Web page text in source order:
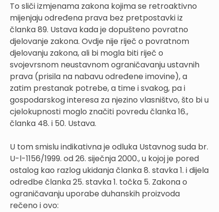
To sliči izmjenama zakona kojima se retroaktivno
mijenjaju određena prava bez pretpostavki iz
članka 89. Ustava kada je dopušteno povratno
djelovanje zakona. Ovdje nije riječ o povratnom
djelovanju zakona, ali bi mogla biti riječ o
svojevrsnom neustavnom ograničavanju ustavnih
prava (prisila na nabavu određene imovine), a
zatim prestanak potrebe, a time i svakog, pa i
gospodarskog interesa za njezino vlasništvo, što bi u
cjelokupnosti moglo značiti povredu članka 16.,
članka 48. i 50. Ustava.
U tom smislu indikativna je odluka Ustavnog suda br.
U-l-1156/1999. od 26. siječnja 2000., u kojoj je pored
ostalog kao razlog ukidanja članka 8. stavka 1. i dijela
odredbe članka 25. stavka 1. točka 5. Zakona o
ograničavanju uporabe duhanskih proizvoda
rečeno i ovo: